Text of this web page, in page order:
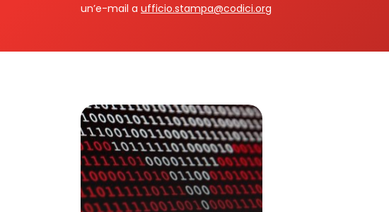
un’e-mail a ufficio.stampa@codici.org